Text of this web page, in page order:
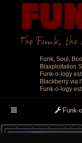
Funk, Soul,
Blaxploitation
Funk-o-logy
Blackberry via
Funk-o-logy
Funk-